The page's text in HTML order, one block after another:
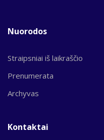
Nuorodos
Straipsniai iš laikraščio
Prenumerata
Archyvas
Kontaktai